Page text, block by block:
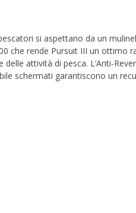
si aspettano da un
che rende Pursuit III un ottimo
attività di pesca. L’Anti-
schermati garantiscono un